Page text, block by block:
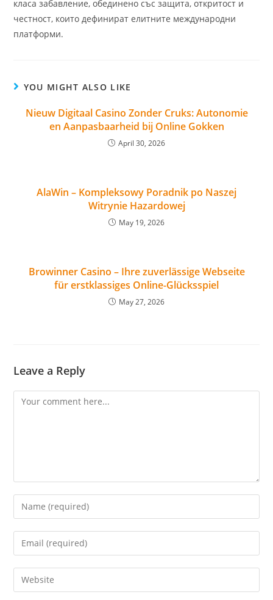
класа забавление, обединено със защита, откритост и
честност, които дефинират елитните международни
платформи.
YOU MIGHT ALSO LIKE
Nieuw Digitaal Casino Zonder Cruks: Autonomie
en Aanpasbaarheid bij Online Gokken
April 30, 2026
AlaWin – Kompleksowy Poradnik po Naszej
Witrynie Hazardowej
May 19, 2026
Browinner Casino – Ihre zuverlässige Webseite
für erstklassiges Online-Glücksspiel
May 27, 2026
Leave a Reply